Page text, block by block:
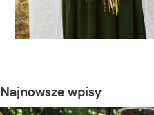
Najnowsze wpisy